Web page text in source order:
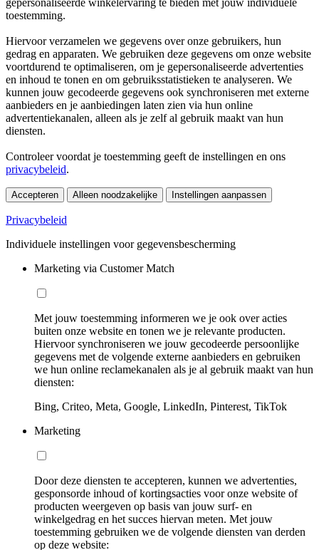
toestemming.
Hiervoor verzamelen we gegevens over onze gebruikers, hun
gedrag en apparaten. We gebruiken deze gegevens om onze website
voortdurend te optimaliseren, om je gepersonaliseerde advertenties
en inhoud te tonen en om gebruiksstatistieken te analyseren. We
kunnen jouw gecodeerde gegevens ook synchroniseren met externe
aanbieders en je aanbiedingen laten zien via hun online
advertentiekanalen, alleen als je zelf al gebruik maakt van hun
diensten.
Controleer voordat je toestemming geeft de instellingen en ons
privacybeleid.
Accepteren Alleen noodzakelijke Instellingen aanpassen
Privacybeleid
Individuele instellingen voor gegevensbescherming
Marketing via Customer Match
Met jouw toestemming informeren we je ook over acties
buiten onze website en tonen we je relevante producten.
Hiervoor synchroniseren we jouw gecodeerde persoonlijke
gegevens met de volgende externe aanbieders en gebruiken
we hun online reclamekanalen als je al gebruik maakt van hun
diensten:
Bing, Criteo, Meta, Google, LinkedIn, Pinterest, TikTok
Marketing
Door deze diensten te accepteren, kunnen we advertenties,
gesponsorde inhoud of kortingsacties voor onze website of
producten weergeven op basis van jouw surf- en
winkelgedrag en het succes hiervan meten. Met jouw
toestemming gebruiken we de volgende diensten van derden
op deze website: